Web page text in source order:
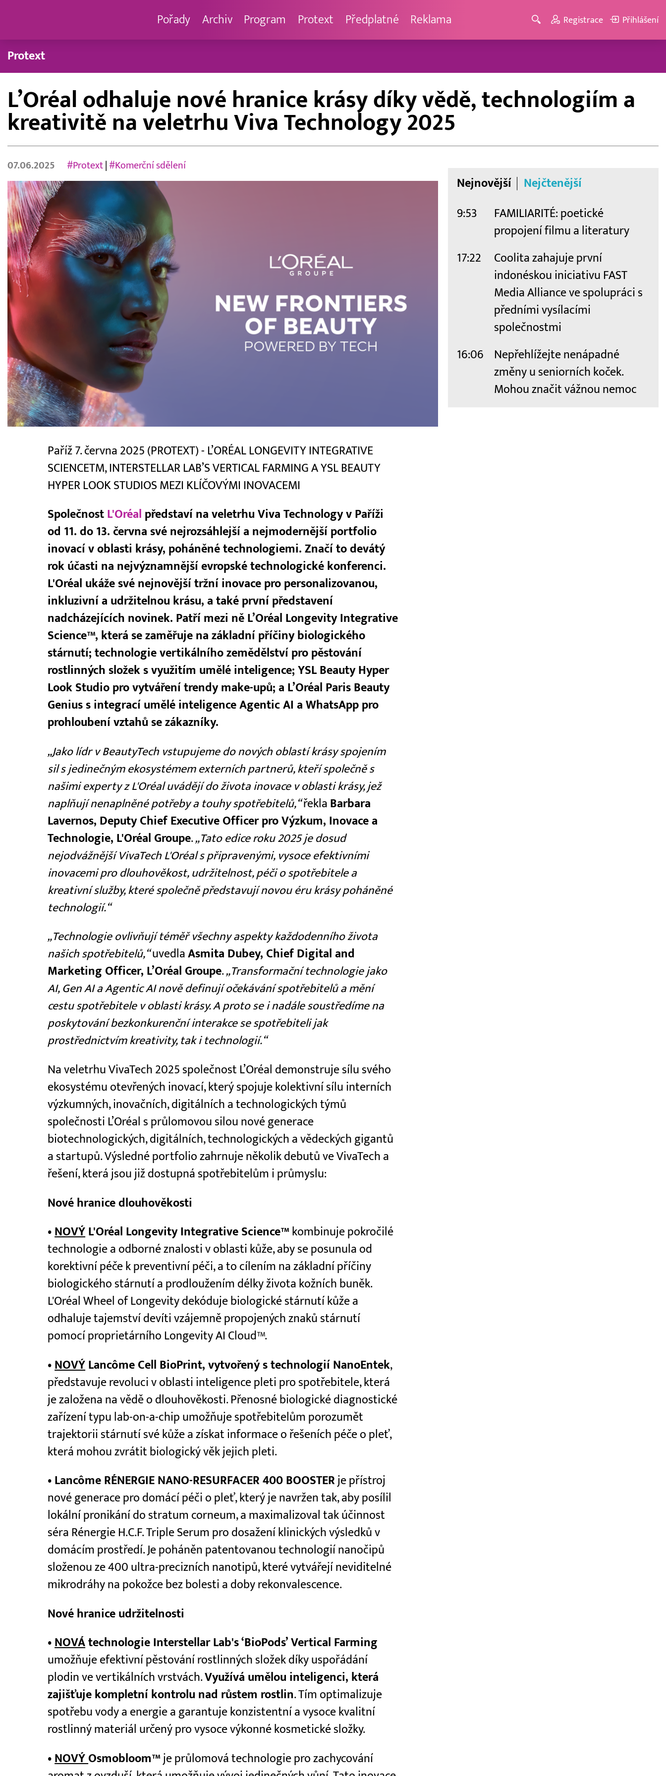
Pořady Archiv Program Protext Předplatné Reklama Registrace Přihlášení
Protext
L’Oréal odhaluje nové hranice krásy díky vědě, technologiím a
kreativitě na veletrhu Viva Technology 2025
07.06.2025 #Protext| #Komerční sdělení
Paříž 7. června 2025 (PROTEXT) - L’ORÉAL LONGEVITY INTEGRATIVE
SCIENCETM, INTERSTELLAR LAB’S VERTICAL FARMING A YSL BEAUTY
HYPER LOOK STUDIOS MEZI KLÍČOVÝMI INOVACEMI
Společnost L'Oréal představí na veletrhu Viva Technology v Paříži
od 11. do 13. června své nejrozsáhlejší a nejmodernější portfolio
inovací v oblasti krásy, poháněné technologiemi. Značí to devátý
rok účasti na nejvýznamnější evropské technologické konferenci.
L'Oréal ukáže své nejnovější tržní inovace pro personalizovanou,
inkluzivní a udržitelnou krásu, a také první představení
nadcházejících novinek. Patří mezi ně L’Oréal Longevity Integrative
Science™, která se zaměřuje na základní příčiny biologického
stárnutí; technologie vertikálního zemědělství pro pěstování
rostlinných složek s využitím umělé inteligence; YSL Beauty Hyper
Look Studio pro vytváření trendy make-upů; a L’Oréal Paris Beauty
Genius s integrací umělé inteligence Agentic AI a WhatsApp pro
prohloubení vztahů se zákazníky.
„Jako lídr v BeautyTech vstupujeme do nových oblastí krásy spojením
sil s jedinečným ekosystémem externích partnerů, kteří společně s
našimi experty z L'Oréal uvádějí do života inovace v oblasti krásy, jež
naplňují nenaplněné potřeby a touhy spotřebitelů,“řekla Barbara
Lavernos, Deputy Chief Executive Officer pro Výzkum, Inovace a
Technologie, L'Oréal Groupe.„Tato edice roku 2025 je dosud
nejodvážnější VivaTech L'Oréal s připravenými, vysoce efektivními
inovacemi pro dlouhověkost, udržitelnost, péči o spotřebitele a
kreativní služby, které společně představují novou éru krásy poháněné
technologií.“
„Technologie ovlivňují téměř všechny aspekty každodenního života
našich spotřebitelů,“uvedlaAsmita Dubey, Chief Digital and
Marketing Officer, L’Oréal Groupe.„Transformační technologie jako
AI, Gen AI a Agentic AI nově definují očekávání spotřebitelů a mění
cestu spotřebitele v oblasti krásy. A proto se i nadále soustředíme na
poskytování bezkonkurenční interakce se spotřebiteli jak
prostřednictvím kreativity, tak i technologií.“
Na veletrhu VivaTech 2025 společnost L’Oréal demonstruje sílu svého
ekosystému otevřených inovací, který spojuje kolektivní sílu interních
výzkumných, inovačních, digitálních a technologických týmů
společnosti L’Oréal s průlomovou silou nové generace
biotechnologických, digitálních, technologických a vědeckých gigantů
a startupů. Výsledné portfolio zahrnuje několik debutů ve VivaTech a
řešení, která jsou již dostupná spotřebitelům i průmyslu:
Nové hranice dlouhověkosti
• NOVÝ L'Oréal Longevity Integrative Science™ kombinuje pokročilé
technologie a odborné znalosti v oblasti kůže, aby se posunula od
korektivní péče k preventivní péči, a to cílením na základní příčiny
biologického stárnutí a prodloužením délky života kožních buněk.
L'Oréal Wheel of Longevity dekóduje biologické stárnutí kůže a
odhaluje tajemství devíti vzájemně propojených znaků stárnutí
pomocí proprietárního Longevity AI Cloud™.
• NOVÝ Lancôme Cell BioPrint, vytvořený s technologií NanoEntek,
představuje revoluci v oblasti inteligence pleti pro spotřebitele, která
je založena na vědě o dlouhověkosti. Přenosné biologické diagnostické
zařízení typu lab-on-a-chip umožňuje spotřebitelům porozumět
trajektorii stárnutí své kůže a získat informace o řešeních péče o pleť,
která mohou zvrátit biologický věk jejich pleti.
• Lancôme RÉNERGIE NANO-RESURFACER 400 BOOSTER je přístroj
nové generace pro domácí péči o pleť, který je navržen tak, aby posílil
lokální pronikání do stratum corneum, a maximalizoval tak účinnost
séra Rénergie H.C.F. Triple Serum pro dosažení klinických výsledků v
domácím prostředí. Je poháněn patentovanou technologií nanočipů
složenou ze 400 ultra-precizních nanotipů, které vytvářejí neviditelné
mikrodráhy na pokožce bez bolesti a doby rekonvalescence.
Nové hranice udržitelnosti
• NOVÁ technologie Interstellar Lab's ‘BioPods’ Vertical Farming
umožňuje efektivní pěstování rostlinných složek díky uspořádání
plodin ve vertikálních vrstvách.Využívá umělou inteligenci, která
zajišťuje kompletní kontrolu nad růstem rostlin. Tím optimalizuje
spotřebu vody a energie a garantuje konzistentní a vysoce kvalitní
rostlinný materiál určený pro vysoce výkonné kosmetické složky.
• NOVÝ Osmobloom™ je průlomová technologie pro zachycování
Nejnovější Nejčtenější
9:53
FAMILIARITÉ: poetické
propojení filmu a literatury
17:22
Coolita zahajuje první
indonéskou iniciativu FAST
Media Alliance ve spolupráci s
předními vysílacími
společnostmi
16:06
Nepřehlížejte nenápadné
změny u seniorních koček.
Mohou značit vážnou nemoc